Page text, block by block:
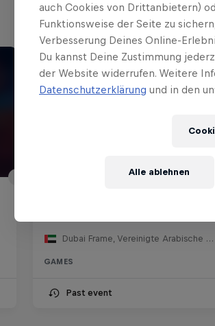
Dubai Frame, Vereinigte Arabische Emirate
GAMES
Past event
auch Cookies von Drittanbietern)
Funktionsweise der Seite zu
Verbesserung Deines Online-
Du kannst Deine Zustimmung
der Website widerrufen. Weitere
Datenschutzerklärung und in den
Alle ablehnen